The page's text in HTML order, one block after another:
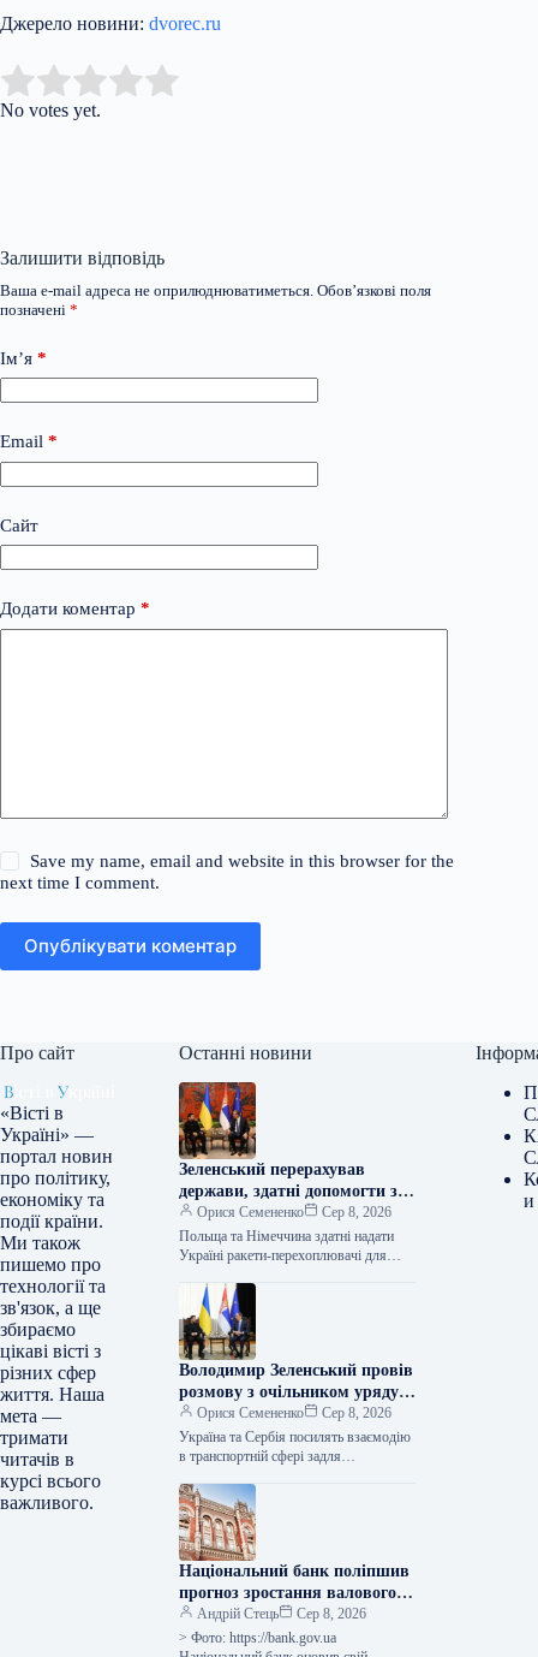
Джерело новини: dvorec.ru
Rate this item:
No votes yet.
Залишити відповідь
Ваша e-mail адреса не оприлюднюватиметься. Обов’язкові поля
позначені *
Ім’я *
Email *
Сайт
Додати коментар *
Save my name, email and website in this browser for the
next time I comment.
Опублікувати коментар
Про сайт
«Вісті в
Україні» —
портал новин
про політику,
економіку та
події країни.
Ми також
пишемо про
технології та
зв'язок, а ще
збираємо
цікаві вісті з
різних сфер
життя. Наша
мета —
тримати
читачів в
курсі всього
важливого.
Останні новини
Зеленський перерахував
держави, здатні допомогти з
ракетами-перехоплювачами
Орися Семененко
Сер 8, 2026
Польща та Німеччина здатні надати
Україні ракети-перехоплювачі для
Президент Володимир Зеленський під
час спілкування з…
Володимир Зеленський провів
розмову з очільником уряду
Сербії щодо втілення спільних
бізнес-ініціатив.
Орися Семененко
Сер 8, 2026
Україна та Сербія посилять взаємодію
в транспортній сфері задля
та зміцнення логістичних мереж
регіону. Про це…
Національний банк поліпшив
прогноз зростання валового
внутрішнього продукту
України в третьому кварталі
Андрій Стець
Сер 8, 2026
> Фото: https://bank.gov.ua
и